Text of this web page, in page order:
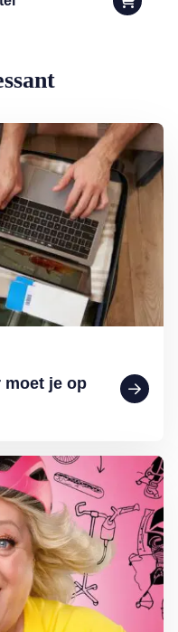
moet je op
moet je op letten?
Laat: ‘Ik wandel door het